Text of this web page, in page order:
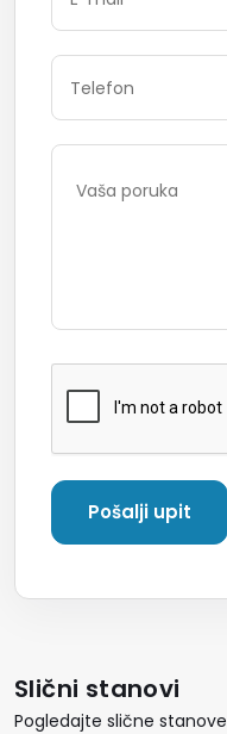
Slični stanovi
Pogledajte slične stanove